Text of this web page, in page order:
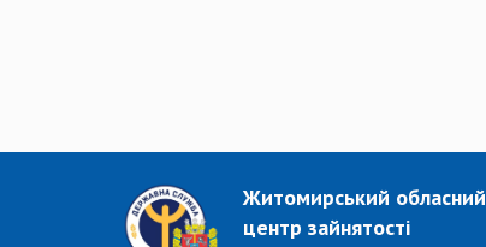
Житомирський обласний
центр зайнятості